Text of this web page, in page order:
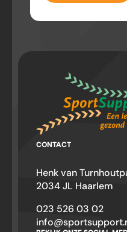
CONTACT
Henk van
2034 JL Haarlem
023 526 03 02